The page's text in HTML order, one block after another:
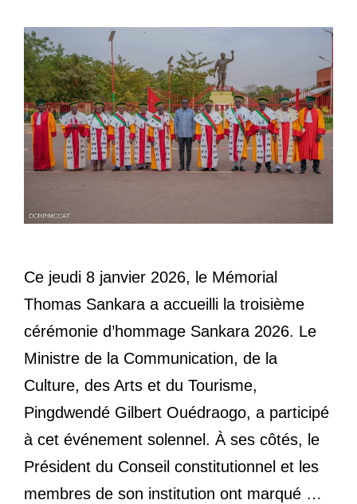
Ce jeudi 8 janvier 2026, le Mémorial
Thomas Sankara a accueilli la troisième
cérémonie d’hommage Sankara 2026. Le
Ministre de la Communication, de la
Culture, des Arts et du Tourisme,
Pingdwendé Gilbert Ouédraogo, a participé
à cet événement solennel. À ses côtés, le
Président du Conseil constitutionnel et les
membres de son institution ont marqué …